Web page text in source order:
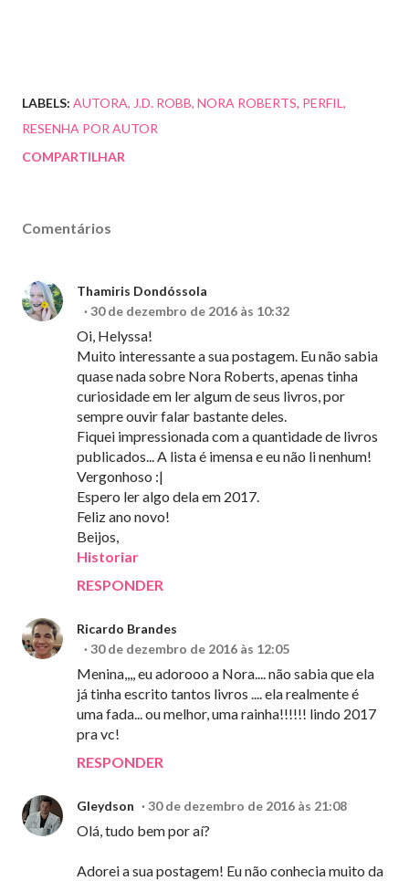
LABELS: AUTORA J.D. ROBB NORA ROBERTS PERFIL
RESENHA POR AUTOR
COMPARTILHAR
Comentários
Thamiris Dondóssola
30 de dezembro de 2016 às 10:32
Oi, Helyssa!
Muito interessante a sua postagem. Eu não sabia
quase nada sobre Nora Roberts, apenas tinha
curiosidade em ler algum de seus livros, por
sempre ouvir falar bastante deles.
Fiquei impressionada com a quantidade de livros
publicados... A lista é imensa e eu não li nenhum!
Vergonhoso :|
Espero ler algo dela em 2017.
Feliz ano novo!
Beijos,
Historiar
RESPONDER
Ricardo Brandes
30 de dezembro de 2016 às 12:05
Menina,,,, eu adorooo a Nora.... não sabia que ela
já tinha escrito tantos livros .... ela realmente é
uma fada... ou melhor, uma rainha!!!!!! lindo 2017
pra vc!
RESPONDER
Gleydson 30 de dezembro de 2016 às 21:08
Olá, tudo bem por aí?
Adorei a sua postagem! Eu não conhecia muito da